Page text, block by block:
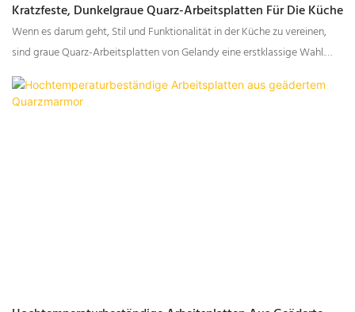
Kratzfeste, Dunkelgraue Quarz-Arbeitsplatten Für Die Küche
Wenn es darum geht, Stil und Funktionalität in der Küche zu vereinen,
sind graue Quarz-Arbeitsplatten von Gelandy eine erstklassige Wahl.
Bekannt für ihre Langlebigkeit, elegante Ästhetik und Vielseitigkeit,
bietet die graue Quarz-Serie von Gelandy verschiedene Muster und